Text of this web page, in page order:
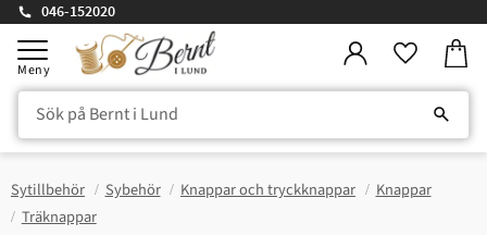
Meny
046-152020
Sytillbehör Sybehör Knappar och tryckknappar
Knappar
Träknappar